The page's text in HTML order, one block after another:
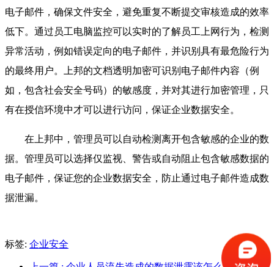
电子邮件，确保文件安全，避免重复不断提交审核造成的效率
低下。通过员工电脑监控可以实时的了解员工上网行为，检测
异常活动，例如错误定向的电子邮件，并识别具有最危险行为
的最终用户。上邦的文档透明加密可识别电子邮件内容（例
如，包含社会安全号码）的敏感度，并对其进行加密管理，只
有在授信环境中才可以进行访问，保证企业数据安全。
在上邦中，管理员可以自动检测离开包含敏感的企业的数
据。管理员可以选择仅监视、警告或自动阻止包含敏感数据的
电子邮件，保证您的企业数据安全，防止通过电子邮件造成数
据泄漏。
标签: 企业安全